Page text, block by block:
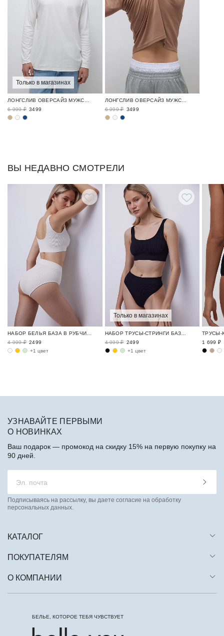
Только в магазинах
ЛОНГСЛИВ ОВЕРСАЙЗ МУЖСКОЙ
6 999 ₽ 3499
ЛОНГСЛИВ ОВЕРСАЙЗ МУЖСКОЙ
6 999 ₽ 3499
ВЫ НЕДАВНО СМОТРЕЛИ
4 999 ₽ 2499
+1 цвет
Только в магазинах
4 999 ₽ 2499
+1 цвет
1 699 ₽
КАТАЛОГ
ПОКУПАТЕЛЯМ
О КОМПАНИИ
УЗНАВАЙТЕ ПЕРВЫМИ
О НОВИНКАХ
Ваш подарок — промокод на скидку 15% на первую покупку на
90 дней.
Подписываясь на рассылку, вы даете согласие на обработку
персональных данных.
БЕЛЬЕ, КОТОРОЕ ТЕБЯ ЧУВСТВУЕТ